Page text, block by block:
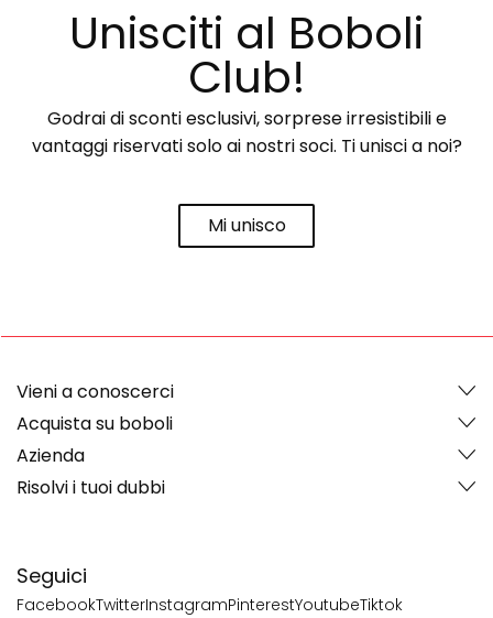
Unisciti al Boboli
Club!
Godrai di sconti esclusivi, sorprese irresistibili e
vantaggi riservati solo ai nostri soci. Ti unisci a noi?
Mi unisco
Seguici
FacebookTwitterInstagramPinterestYoutubeTiktok
Vieni a conoscerci
Acquista su boboli
Azienda
Risolvi i tuoi dubbi